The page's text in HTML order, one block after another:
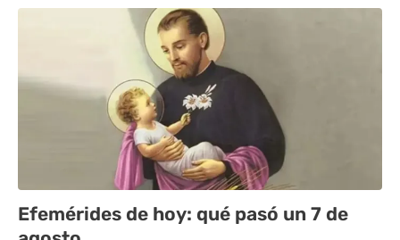
Efemérides de hoy: qué pasó un 7 de